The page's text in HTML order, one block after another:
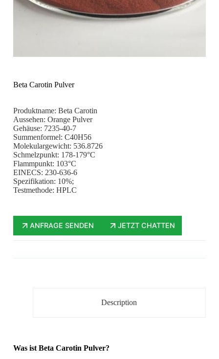
Beta Carotin Pulver
Produktname: Beta Carotin
Aussehen: Orange Pulver
Gehäuse: 7235-40-7
Summenformel: C40H56
Molekulargewicht: 536.8726
Schmelzpunkt: 178-179°C
Flammpunkt: 103°C
EINECS: 230-636-6
Spezifikation: 10%;
Testmethode: HPLC
ANFRAGE SENDEN JETZT CHATTEN
Description
Was ist Beta Carotin Pulver?